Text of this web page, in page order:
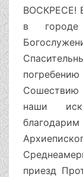
ВОСКРЕСЕ!
в городе
Сошествию
наши
приезд